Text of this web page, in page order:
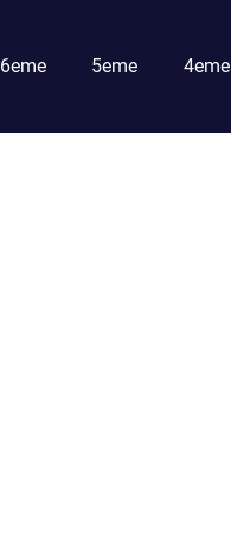
6eme 5eme 4eme